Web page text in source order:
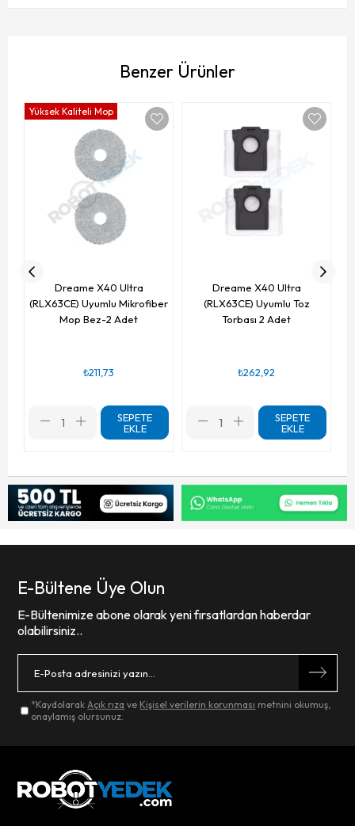
Benzer Ürünler
Dreame X40 Ultra
(RLX63CE) Uyumlu Mikrofiber
Mop Bez-2 Adet
₺211,73
SEPETE
EKLE
Yüksek Kaliteli Mop
Dreame X40 Ultra
(RLX63CE) Uyumlu Toz
Torbası 2 Adet
₺262,92
SEPETE
EKLE
E-Bültene Üye Olun
E-Bültenimize abone olarak yeni fırsatlardan haberdar
olabilirsiniz..
*KaydolarakAçık rıza ve Kişisel verilerin korunması metnini okumuş,
onaylamış olursunuz.